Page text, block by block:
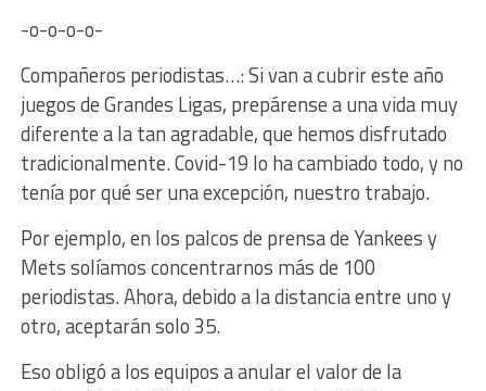
-o-o-o-o-
Compañeros periodistas…: Si van a cubrir este año
juegos de Grandes Ligas, prepárense a una vida muy
diferente a la tan agradable, que hemos disfrutado
tradicionalmente. Covid-19 lo ha cambiado todo, y no
tenía por qué ser una excepción, nuestro trabajo.
Por ejemplo, en los palcos de prensa de Yankees y
Mets solíamos concentrarnos más de 100
periodistas. Ahora, debido a la distancia entre uno y
otro, aceptarán solo 35.
Eso obligó a los equipos a anular el valor de la